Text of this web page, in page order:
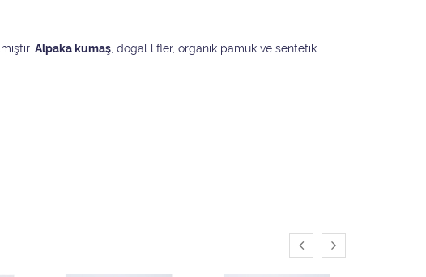
Alpaka kumaş , doğal lifler, organik pamuk ve sentetik